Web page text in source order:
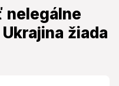
nelegálne
žiada
žiada o